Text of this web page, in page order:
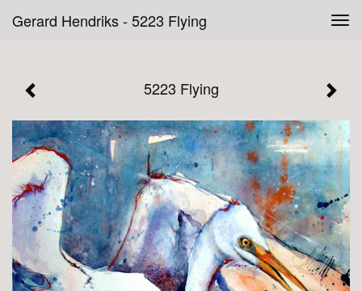
Gerard Hendriks - 5223 Flying
5223 Flying